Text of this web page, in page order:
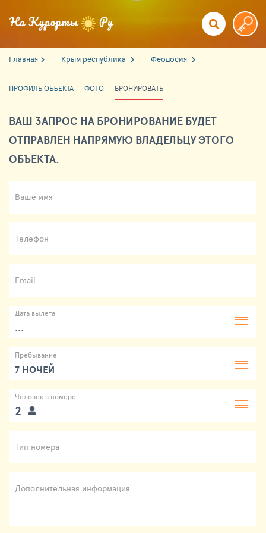
Главная Крым республика Феодосия
ПРОФИЛЬ ОБЪЕКТА ФОТО БРОНИРОВАТЬ
ВАШ ЗАПРОС НА БРОНИРОВАНИЕ БУДЕТ
ОТПРАВЛЕН НАПРЯМУЮ ВЛАДЕЛЬЦУ ЭТОГО
ОБЪЕКТА.
Ваше имя
Телефон
Email
Дата вылета
...
Пребывание
7 НОЧЕЙ
Человек в номере
2
Тип номера
Дополнительная информация